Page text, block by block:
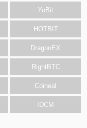
YoBit
HOTBIT
DragonEX
RightBTC
Coineal
IDCM